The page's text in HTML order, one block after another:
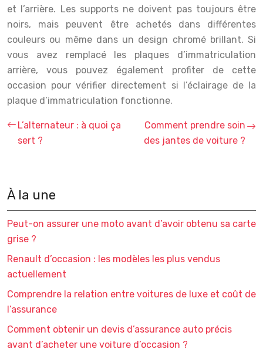
et l’arrière. Les supports ne doivent pas toujours être
noirs, mais peuvent être achetés dans différentes
couleurs ou même dans un design chromé brillant. Si
vous avez remplacé les plaques d’immatriculation
arrière, vous pouvez également profiter de cette
occasion pour vérifier directement si l’éclairage de la
plaque d’immatriculation fonctionne.
L’alternateur : à quoi ça
sert ?
Comment prendre soin
des jantes de voiture ?
À la une
Peut-on assurer une moto avant d’avoir obtenu sa carte
grise ?
Renault d’occasion : les modèles les plus vendus
actuellement
Comprendre la relation entre voitures de luxe et coût de
l’assurance
Comment obtenir un devis d’assurance auto précis
avant d’acheter une voiture d’occasion ?